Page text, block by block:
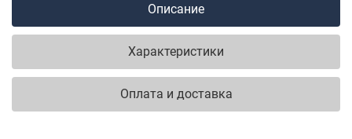
Описание
Характеристики
Оплата и доставка